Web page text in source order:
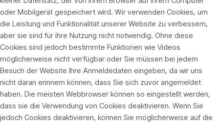
oder Mobilgerät gespeichert wird. Wir verwenden Cookies, um
die Leistung und Funktionalität unserer Website zu verbessern,
aber sie sind für ihre Nutzung nicht notwendig. Ohne diese
Cookies sind jedoch bestimmte Funktionen wie Videos
möglicherweise nicht verfügbar oder Sie müssen bei jedem
Besuch der Website Ihre Anmeldedaten eingeben, da wir uns
nicht daran erinnern können, dass Sie sich zuvor angemeldet
haben. Die meisten Webbrowser können so eingestellt werden,
dass sie die Verwendung von Cookies deaktivieren. Wenn Sie
jedoch Cookies deaktivieren, können Sie möglicherweise auf die